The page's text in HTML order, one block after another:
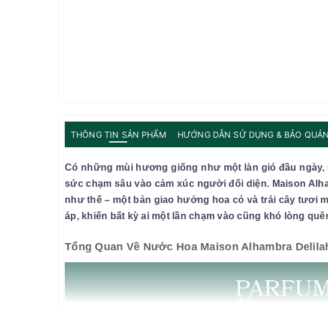
THÔNG TIN SẢN PHẨM HƯỚNG DẪN SỬ DỤNG & BẢO QUẢN
Có những mùi hương giống như một làn gió đầu
sức chạm sâu vào cảm xúc người đối diện. Maison
như thế – một bản giao hưởng hoa cỏ và trái cây tươi
áp, khiến bất kỳ ai một lần chạm vào cũng khó lòng
Tổng Quan Về Nước Hoa Maison Alhambra